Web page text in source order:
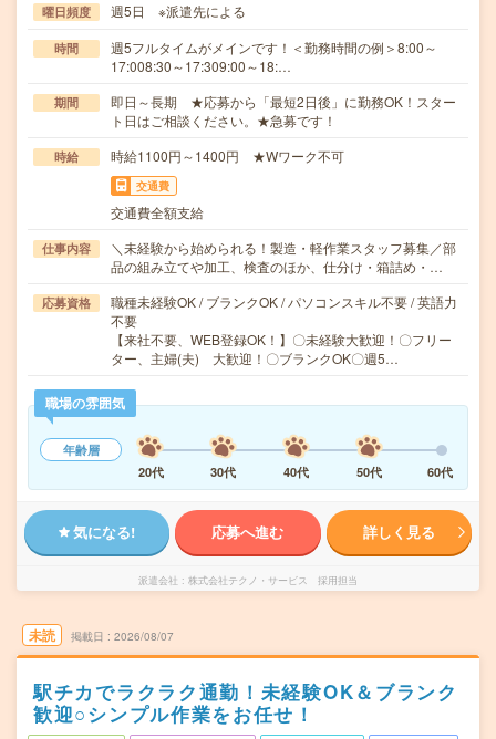
曜日頻度 週5日 ※派遣先による
時間
週5フルタイムがメインです！＜勤務時間の例＞8:00～
17:008:30～17:309:00～18:…
期間
即日～長期 ★応募から「最短2日後」に勤務OK！スター
ト日はご相談ください。★急募です！
時給 時給1100円～1400円 ★Wワーク不可
交通費
交通費全額支給
仕事内容
＼未経験から始められる！製造・軽作業スタッフ募集／部
品の組み立てや加工、検査のほか、仕分け・箱詰め・…
応募資格
職種未経験OK / ブランクOK / パソコンスキル不要 / 英語力
不要
【来社不要、WEB登録OK！】〇未経験大歓迎！〇フリー
ター、主婦(夫) 大歓迎！〇ブランクOK〇週5…
職場の雰囲気
年齢層
20代
30代 40代 50代 60代
気になる! 応募へ進む 詳しく見る
派遣会社 株式会社テクノ・サービス 採用担当
未読 掲載日 2026/08/07
駅チカでラクラク通勤！未経験OK＆ブランク
歓迎○シンプル作業をお任せ！